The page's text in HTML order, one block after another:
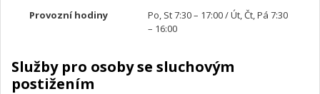
Provozní hodiny
Po, St 7:30 – 17:00 / Út, Čt, Pá 7:30
– 16:00
Služby pro osoby se sluchovým
postižením